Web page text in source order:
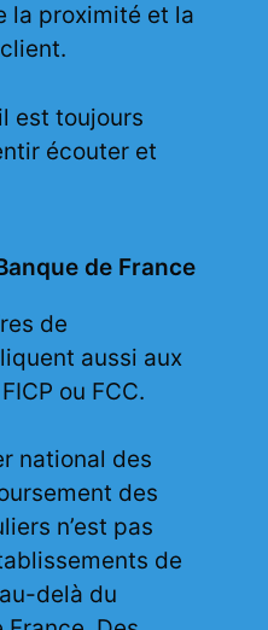
la proximité et la
est toujours
écouter et
de France
de
aussi aux
ou FCC.
national des
des
n’est pas
de
delà du